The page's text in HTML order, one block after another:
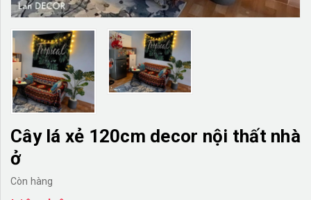
TƯ VẤN LIÊN HỆ
Cây lá xẻ 120cm decor nội thất nhà
ở
Còn hàng